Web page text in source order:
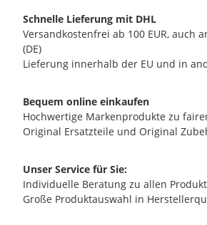
Schnelle Lieferung mit DHL
Versandkostenfrei ab 100 EUR, auch
(DE)
Lieferung innerhalb der EU und in
Bequem online einkaufen
Hochwertige Markenprodukte zu
Original Ersatzteile und Original
Unser Service für Sie:
Individuelle Beratung zu allen
Große Produktauswahl in